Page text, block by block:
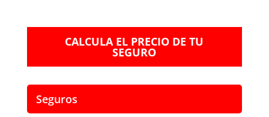
CALCULA EL PRECIO DE TU
SEGURO
Seguros